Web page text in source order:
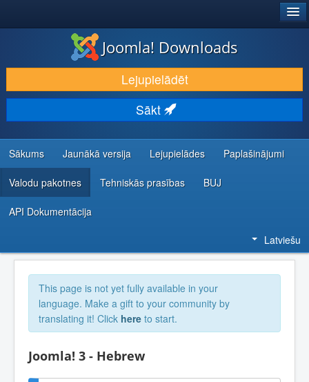
LEJUPIELĀDĒT UN PAPLAŠINĀT
ATKLĀJ UN IEMĀCIES
KOPIENA UN ATBALSTS
IZSTRĀDĀTĀJU RESURSI
Joomla! Downloads
Lejupielādēt
Sākt
Sākums Jaunākā versija Lejupielādes Paplašinājumi
Valodu pakotnes Tehniskās prasības BUJ
API Dokumentācija
Latviešu
This page is not yet fully available in your
language. Make a gift to your community by
translating it! Click here to start.
Joomla! 3 - Hebrew